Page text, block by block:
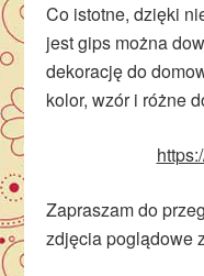
Co istotne, dzięki
jest gips można
dekorację do
kolor, wzór i różne
Zapraszam do
zdjęcia poglądowe